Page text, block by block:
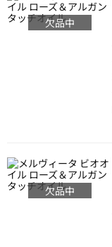
欠品中
欠品中